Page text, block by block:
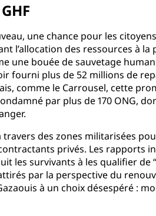
une chance pour les citoyens
l’allocation des ressources à
une bouée de sauvetage
fourni plus de 52 millions de
comme le Carrousel, cette
par plus de 170 ONG,
des zones militarisées
privés. Les rapports
les survivants à les qualifier
par la perspective du
à un choix désespéré :